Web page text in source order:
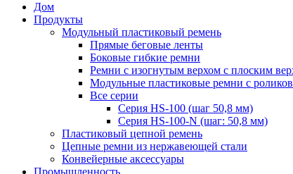
Дом
Продукты
Модульный пластиковый ремень
Прямые беговые ленты
Боковые гибкие ремни
Ремни с изогнутым верхом с плоским
Модульные пластиковые ремни с
Все серии
Серия HS-100 (шаг 50,8 мм)
Серия HS-100-N (шаг: 50,8 мм)
Пластиковый цепной ремень
Цепные ремни из нержавеющей стали
Конвейерные аксессуары
Промышленность